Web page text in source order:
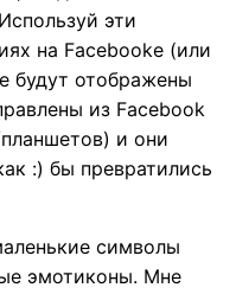
эти
на Facebookе (или
будут отображены
из Facebook
и они
:) бы превратились
символы
эмотиконы. Мне